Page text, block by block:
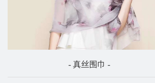
- 真丝围巾 -